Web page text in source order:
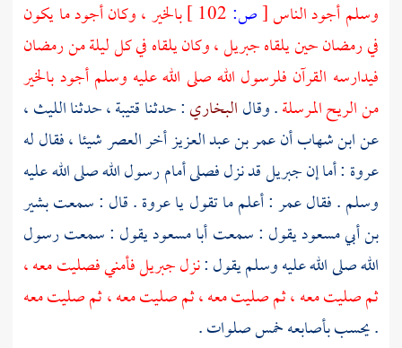
وسلم أجود الناس[ص:
بالخير ، وكان أجود ما يكون
في رمضان حين يلقاهجبريل، وكان يلقاه في كل ليلة من رمضان
فيدارسه القرآن فلرسول الله صلى الله عليه وسلم أجود بالخير
من الريح المرسلة. وقالالبخاري: حدثناقتيبة، حدثناالليث،
عنابن شهابأنعمر بن عبد العزيزأخر العصر شيئا ، فقال له
عروة : أما إنجبريلقد نزل فصلى أمام رسول الله صلى الله عليه
وسلم . فقالعمر: أعلم ما تقول ياعروة. قال : سمعتبشير
بن أبي مسعوديقول : سمعتأبا مسعوديقول : سمعت رسول
الله صلى الله عليه وسلم يقول :نزلجبريلفأمني فصليت معه ،
ثم صليت معه ، ثم صليت معه ، ثم صليت معه ، ثم صليت معه
. يحسب بأصابعه خمس صلوات .